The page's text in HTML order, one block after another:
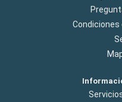
Condiciones